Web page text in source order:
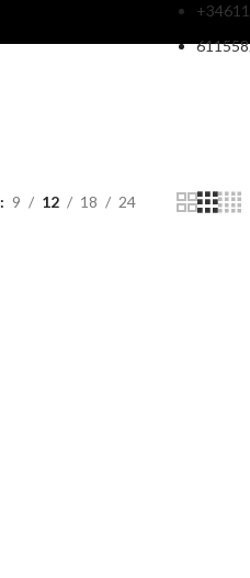
9 12 18 24